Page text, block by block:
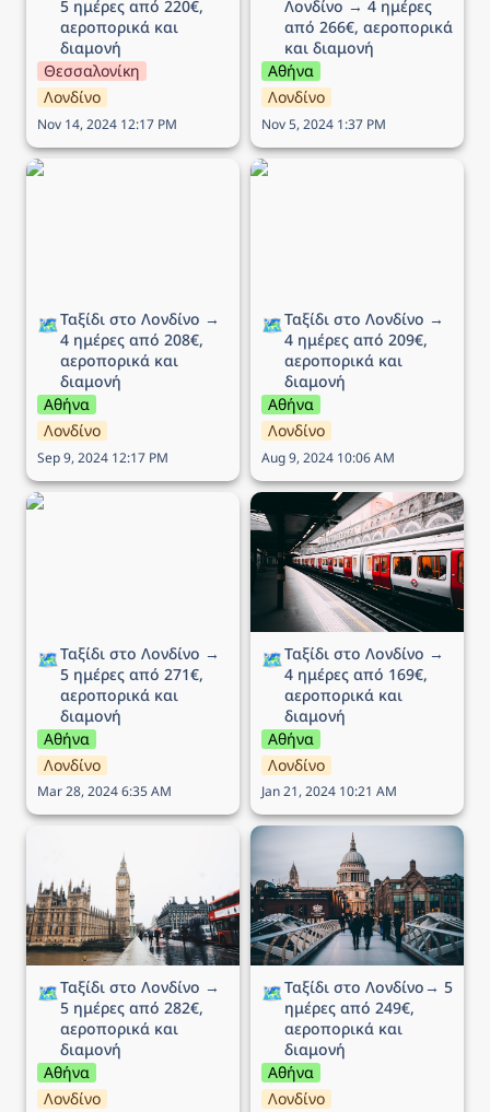
5 ημέρες από 220€,
αεροπορικά και
διαμονή
Θεσσαλονίκη
Λονδίνο
Nov 14, 2024 12:17 PM
Λονδίνο → 4 ημέρες
από 266€, αεροπορικά
και διαμονή
Αθήνα
Λονδίνο
Nov 5, 2024 1:37 PM
Ταξίδι στο Λονδίνο → 4
🗺️Ταξίδι στο Λονδίνο →
4 ημέρες από 208€,
αεροπορικά και
διαμονή
Αθήνα
Λονδίνο
Sep 9, 2024 12:17 PM
Ταξίδι στο Λονδίνο → 4
🗺️Ταξίδι στο Λονδίνο →
4 ημέρες από 209€,
αεροπορικά και
διαμονή
Αθήνα
Λονδίνο
Aug 9, 2024 10:06 AM
Ταξίδι στο Λονδίνο → 5
🗺️Ταξίδι στο Λονδίνο →
5 ημέρες από 271€,
αεροπορικά και
διαμονή
Αθήνα
Λονδίνο
Mar 28, 2024 6:35 AM
Ταξίδι στο Λονδίνο → 4
ημέρες από 169€,
αεροπορικά και διαμονή
🗺️Ταξίδι στο Λονδίνο →
4 ημέρες από 169€,
αεροπορικά και
διαμονή
Αθήνα
Λονδίνο
Jan 21, 2024 10:21 AM
ημέρες από 282€,
αεροπορικά και διαμονή
🗺️Ταξίδι στο Λονδίνο →
5 ημέρες από 282€,
αεροπορικά και
διαμονή
Αθήνα
Λονδίνο
Ταξίδι στο Λονδίνο→ 5
ημέρες από 249€,
αεροπορικά και διαμονή
🗺️Ταξίδι στο Λονδίνο→ 5
ημέρες από 249€,
αεροπορικά και
διαμονή
Αθήνα
Λονδίνο